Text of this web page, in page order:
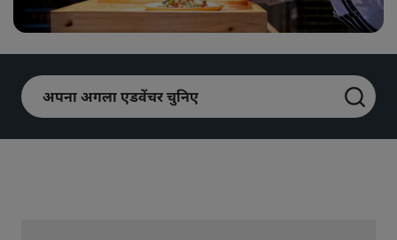
Park Plaza Park Inn by Radisson
Prize by Radisson Country Inn & Suites
सिटी सेंटर होटल
हमारा ब्लॉग देखें
अपना अगला एडवेंचर चुनिए